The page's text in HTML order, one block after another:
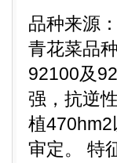
品种来源
青花菜品
92100及
强，抗逆
植
审定。 特